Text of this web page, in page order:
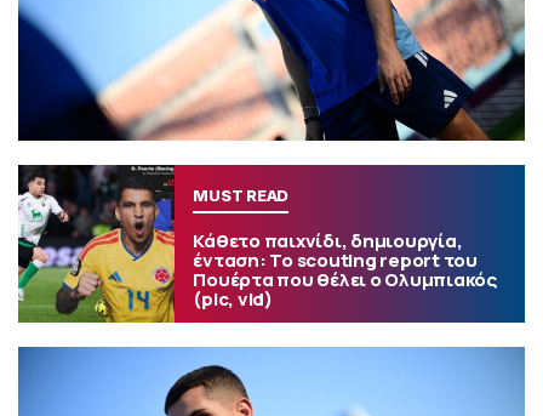
MUST READ
Κάθετο παιχνίδι, δημιουργία,
ένταση: Το scouting report του
Πουέρτα που θέλει ο Ολυμπιακός
(pic, vid)